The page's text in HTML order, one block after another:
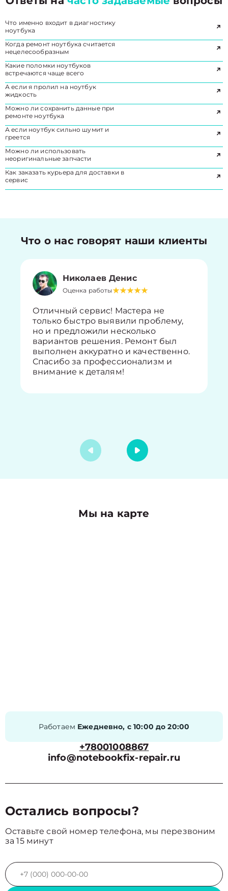
Что именно входит в диагностику
ноутбука
Когда ремонт ноутбука считается
нецелесообразным
Какие поломки ноутбуков
встречаются чаще всего
А если я пролил на ноутбук
жидкость
Можно ли сохранить данные при
ремонте ноутбука
А если ноутбук сильно шумит и
греется
Можно ли использовать
неоригинальные запчасти
Как заказать курьера для доставки в
сервис
Что о нас говорят наши клиенты
Николаев Денис
Оценка работы
Отличный сервис! Мастера не
только быстро выявили проблему,
но и предложили несколько
вариантов решения. Ремонт был
выполнен аккуратно и качественно.
Спасибо за профессионализм и
внимание к деталям!
Мы на карте
Работаем Ежедневно, с 10:00 до 20:00
+78001008867
info@notebookfix-repair.ru
Остались вопросы?
Оставьте свой номер телефона, мы перезвоним
за 15 минут